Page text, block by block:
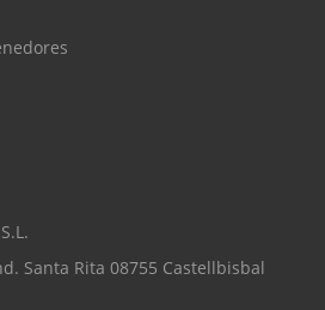
Santa Rita 08755 Castellbisbal